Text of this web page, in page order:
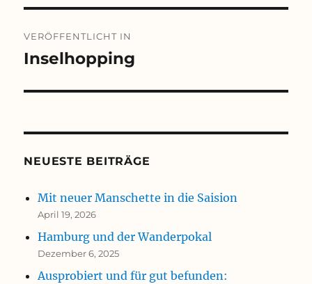
VERÖFFENTLICHT IN
Inselhopping
NEUESTE BEITRÄGE
Mit neuer Manschette in die Saision
April 19, 2026
Hamburg und der Wanderpokal
Dezember 6, 2025
Ausprobiert und für gut befunden: